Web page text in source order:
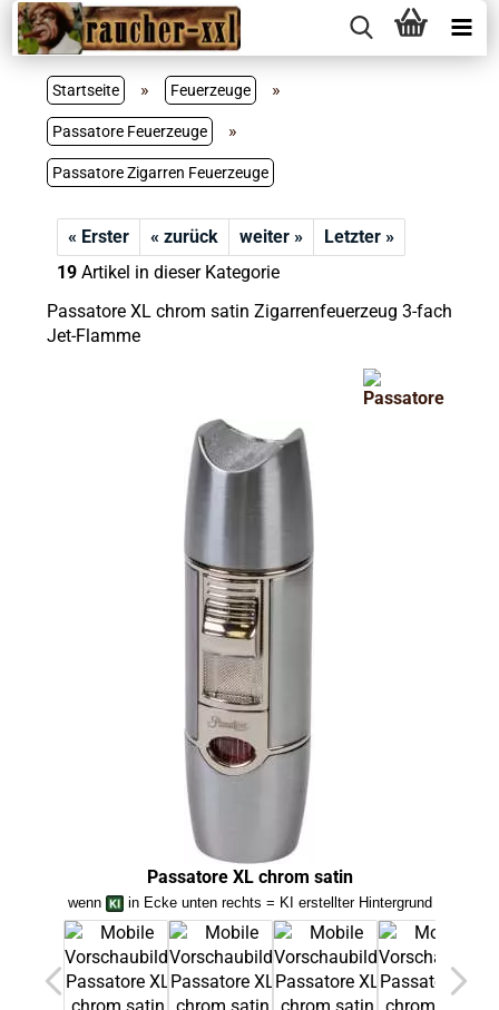
Startseite » Feuerzeuge »
Passatore Feuerzeuge »
Passatore Zigarren Feuerzeuge
« Erster « zurück weiter »
Letzter »
19Artikel in dieser Kategorie
Passatore XL chrom satin Zigarrenfeuerzeug 3-fach
Jet-Flamme
Passatore XL chrom satin
wenn in Ecke unten rechts = KI erstellter Hintergrund